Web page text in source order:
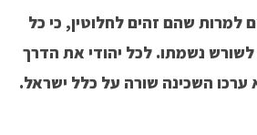
למרות שהם זהים לחלוטין, כי כל
נשמתו. לכל יהודי את הדרך
ערכו השכינה שורה על כלל ישראל.